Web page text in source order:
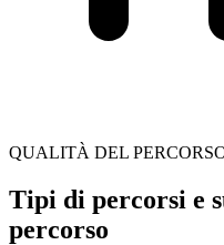
QUALITÀ DEL
Tipi di percorsi e
percorso